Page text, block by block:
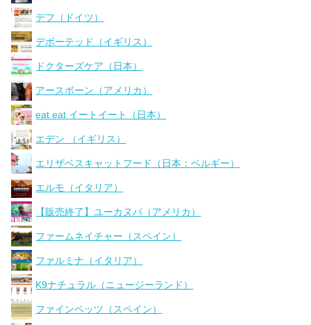
デフ（ドイツ）
デボーテッド（イギリス）
ドクターズケア（日本）
アースボーン（アメリカ）
eat eat イートイート（日本）
エデン （イギリス）
エリザベスキャットフード（日本：ベルギー）
エルモ（イタリア）
【販売終了】ユーカヌバ（アメリカ）
ファームネイチャー（スペイン）
ファルミナ（イタリア）
K9ナチュラル（ニュージーランド）
ファインペッツ（スペイン）